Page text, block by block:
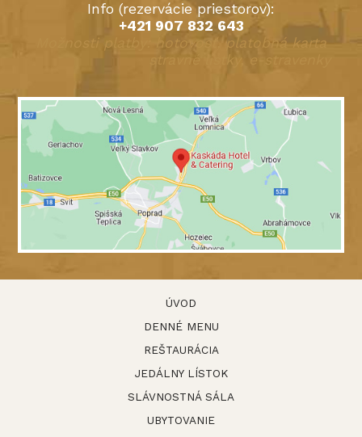
Info (rezervácie priestorov):
+421 907 832 643
Možnosti platby: hotovosť, platobná karta
stravné lístky, e-stravenky
ÚVOD
DENNÉ MENU
REŠTAURÁCIA
JEDÁLNY LÍSTOK
SLÁVNOSTNÁ SÁLA
UBYTOVANIE